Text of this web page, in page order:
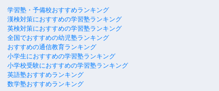
学習塾・予備校おすすめランキング
漢検対策におすすめの学習塾ランキング
英検対策におすすめの学習塾ランキング
全国でおすすめの幼児塾ランキング
おすすめの通信教育ランキング
小学生におすすめの学習塾ランキング
小学校受験におすすめの学習塾ランキング
英語塾おすすめランキング
数学塾おすすめランキング